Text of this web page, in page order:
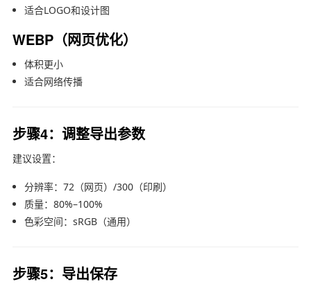
适合LOGO和设计图
WEBP（网页优化）
体积更小
适合网络传播
步骤4：调整导出参数
建议设置：
分辨率：72（网页）/300（印刷）
质量：80%–100%
色彩空间：sRGB（通用）
步骤5：导出保存